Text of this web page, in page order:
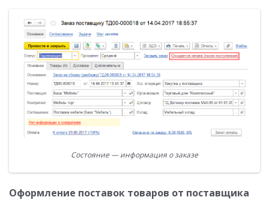
Состояние — информация о заказе
Оформление поставок товаров от поставщика